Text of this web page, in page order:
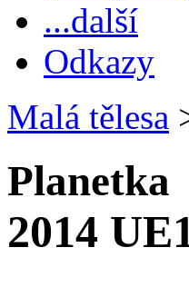
...další
Odkazy
Malá tělesa
Planetka
2014